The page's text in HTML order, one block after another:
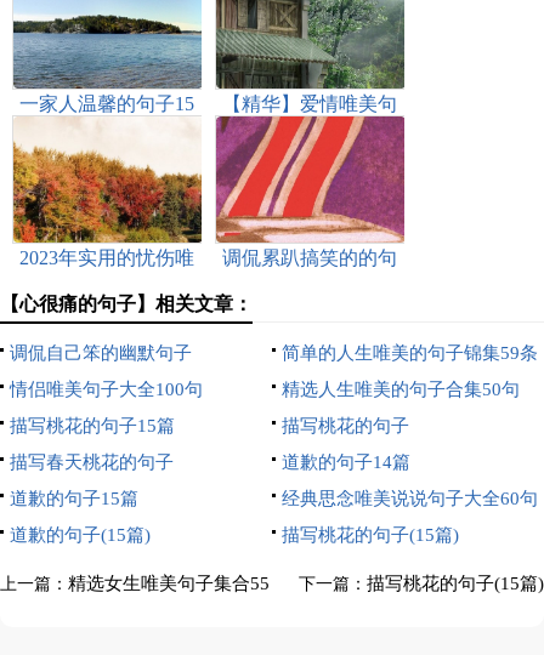
一家人温馨的句子15
【精华】爱情唯美句
子49句
2023年实用的忧伤唯
调侃累趴搞笑的的句
【心很痛的句子】相关文章：
调侃自己笨的幽默句子
简单的人生唯美的句子锦集59条
情侣唯美句子大全100句
精选人生唯美的句子合集50句
描写桃花的句子15篇
描写桃花的句子
描写春天桃花的句子
道歉的句子14篇
道歉的句子15篇
经典思念唯美说说句子大全60句
精选
道歉的句子(15篇) 描写桃花的句子(15篇)
上一篇： 精选女生唯美句子集合55
下一篇： 描写桃花的句子(15篇)